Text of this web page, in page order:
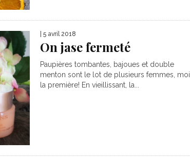
| 5 avril 2018
On jase fermeté
Paupières tombantes, bajoues et double
menton sont le lot de plusieurs femmes, moi
la première! En vieillissant, la...